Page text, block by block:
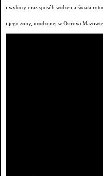
i wybory oraz sposób widzenia świata
i jego żony, urodzonej w Ostrowi